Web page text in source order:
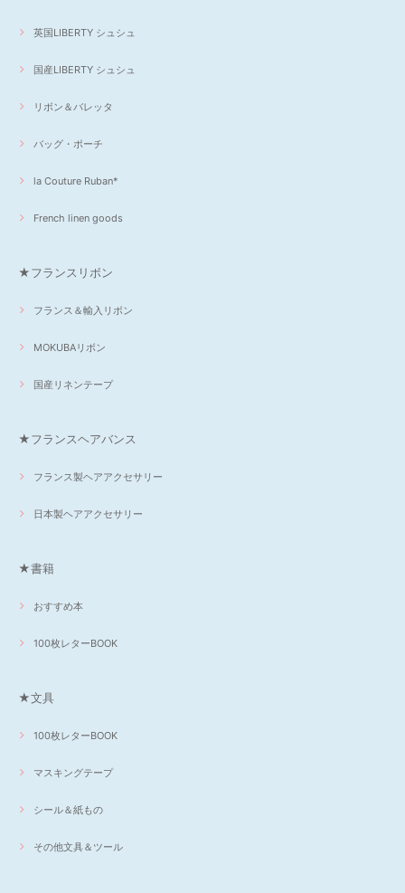
英国LIBERTY シュシュ
国産LIBERTY シュシュ
リボン＆バレッタ
バッグ・ポーチ
la Couture Ruban*
French linen goods
★フランスリボン
フランス＆輸入リボン
MOKUBAリボン
国産リネンテープ
★フランスヘアバンス
フランス製ヘアアクセサリー
日本製ヘアアクセサリー
★書籍
おすすめ本
100枚レターBOOK
★文具
100枚レターBOOK
マスキングテープ
シール＆紙もの
その他文具＆ツール